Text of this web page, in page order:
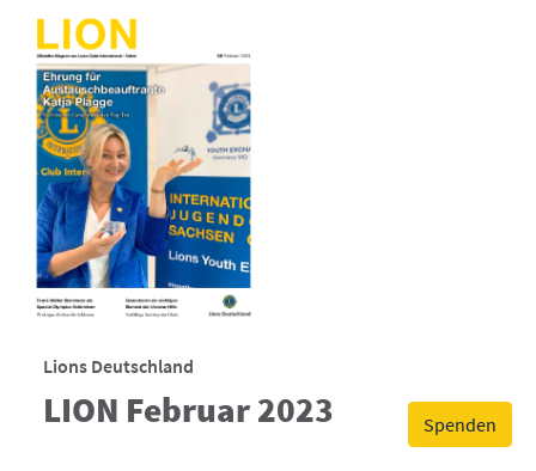
Spenden
Lions Deutschland
LION Februar 2023